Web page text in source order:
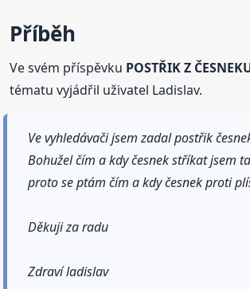
Příběh
Ve svém příspěvku POSTŘIK Z
tématu vyjádřil uživatel Ladislav.
Ve vyhledávači jsem zadal postřik
Bohužel čím a kdy česnek stříkat jsem
proto se ptám čím a kdy česnek proti
Děkuji za radu
Zdraví ladislav